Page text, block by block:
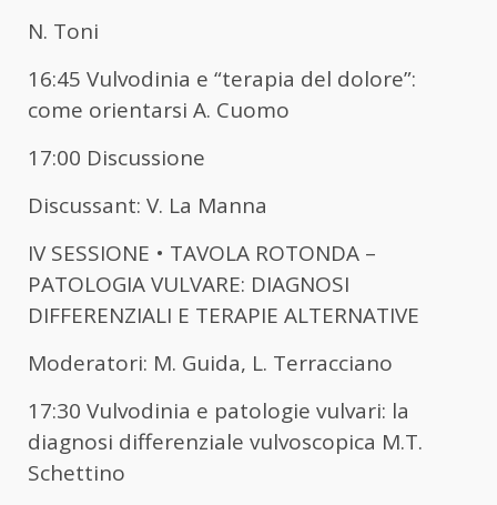
N. Toni
16:45 Vulvodinia e “terapia del dolore”:
come orientarsi A. Cuomo
17:00 Discussione
Discussant: V. La Manna
IV SESSIONE • TAVOLA ROTONDA –
PATOLOGIA VULVARE: DIAGNOSI
DIFFERENZIALI E TERAPIE ALTERNATIVE
Moderatori: M. Guida, L. Terracciano
17:30 Vulvodinia e patologie vulvari: la
diagnosi differenziale vulvoscopica M.T.
Schettino